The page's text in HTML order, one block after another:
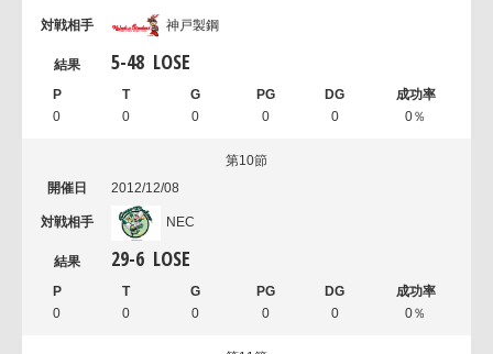
神戸製鋼
5-48 LOSE
0 0 0 0 0 0％
第10節
2012/12/08
NEC
29-6 LOSE
0 0 0 0 0 0％